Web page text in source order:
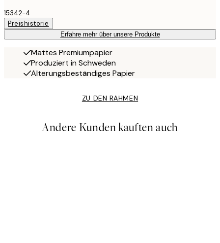
15342-4
Preishistorie
Erfahre mehr über unsere Produkte
Mattes Premiumpapier
Produziert in Schweden
Alterungsbeständiges Papier
ZU DEN RAHMEN
Andere Kunden kauften auch